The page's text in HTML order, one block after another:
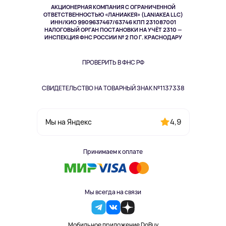
АКЦИОНЕРНАЯ КОМПАНИЯ С ОГРАНИЧЕННОЙ
ОТВЕТСТВЕННОСТЬЮ «ЛАНИАКЕЯ» (LANIAKEA LLC)
ИНН/КИО 9909637467/63746 КПП 231087001
НАЛОГОВЫЙ ОРГАН ПОСТАНОВКИ НА УЧЁТ 2310 —
ИНСПЕКЦИЯ ФНС РОССИИ № 2 ПО Г. КРАСНОДАРУ
ПРОВЕРИТЬ В ФНС РФ
СВИДЕТЕЛЬСТВО НА ТОВАРНЫЙ ЗНАК №1137338
Мы на Яндекс 4,9
Принимаем к оплате
Мы всегда на связи
Здоровье питомцев
Одежда и аксессуары